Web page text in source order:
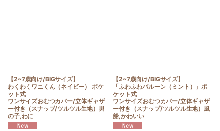
【2~7歳向け/BIGサイズ】
わくわくワニくん（ネイビー） ポケ
ット式
ワンサイズおむつカバー/立体ギャザ
ー付き（スナップ/ツルツル生地）男
の子,わに
【2~7歳向け/BIGサイズ】
「ふわふわバルーン（ミント）」ポ
ケット式
ワンサイズおむつカバー/立体ギャザ
ー付き（スナップ/ツルツル生地）風
船,かわいい